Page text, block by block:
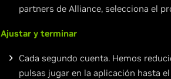
partners de Alliance, selecciona el
Ajustar y terminar
Cada segundo cuenta. Hemos
pulsas jugar en la aplicación hasta